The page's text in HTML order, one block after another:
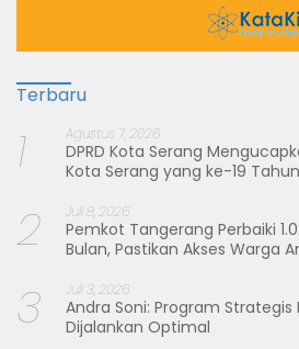
Terbaru
1 Agustus 7, 2026
DPRD Kota Serang
Kota Serang yang ke-19 Tahun
2 Juli 8, 2026
Pemkot Tangerang Perbaiki
Bulan, Pastikan Akses Warga
3 Juli 3, 2026
Andra Soni: Program
Dijalankan Optimal